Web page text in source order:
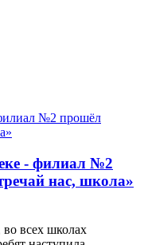
- филиал №2
нас, школа»
всех школах